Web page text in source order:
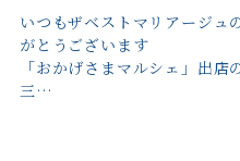
いつもザベストマリアージュ
がとうございます
「おかげさまマルシェ」出店
三…